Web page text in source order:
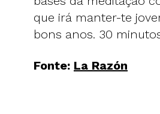
que irá manter-te
bons anos. 30
Fonte: La Razón